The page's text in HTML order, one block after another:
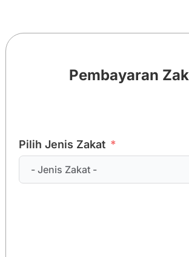
Pembayaran
Pilih Jenis Zakat